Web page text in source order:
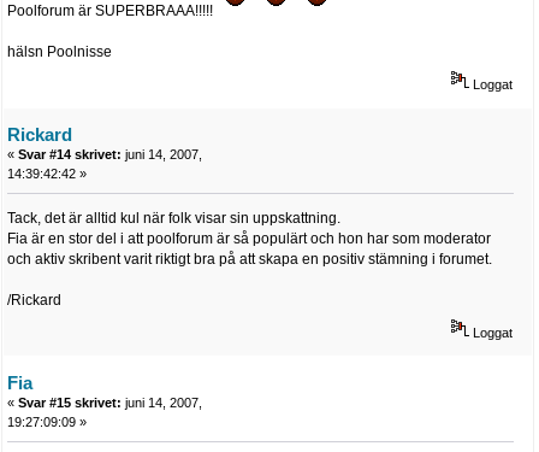
Poolforum är SUPERBRAAA!!!!!
hälsn Poolnisse
Loggat
Rickard
« Svar #14 skrivet: juni 14, 2007,
14:39:42:42 »
Tack, det är alltid kul när folk visar sin uppskattning.
Fia är en stor del i att poolforum är så populärt och hon har som moderator
och aktiv skribent varit riktigt bra på att skapa en positiv stämning i forumet.
/Rickard
Loggat
Fia
« Svar #15 skrivet: juni 14, 2007,
19:27:09:09 »